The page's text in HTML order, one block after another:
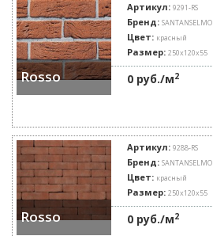
Rosso
Артикул: 9291-RS
Бренд: SANTANSELMO
Цвет: красный
Размер: 250x120x55
0 руб./м2
Rosso
Артикул: 9288-RS
Бренд: SANTANSELMO
Цвет: красный
Размер: 250x120x55
0 руб./м2